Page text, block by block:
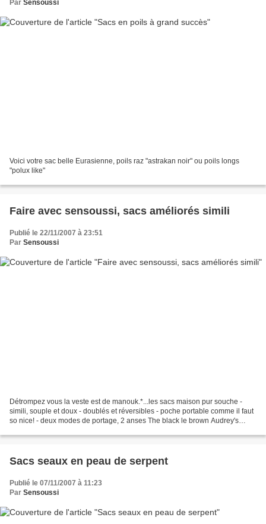
Par Sensoussi
Voici votre sac belle Eurasienne, poils raz "astrakan noir" ou poils longs
"polux like"
Faire avec sensoussi, sacs améliorés simili
Publié le 22/11/2007 à 23:51
Par Sensoussi
Détrompez vous la veste est de manouk.*...les sacs maison pur souche -
simili, souple et doux - doublés et réversibles - poche portable comme il faut
so nice! - deux modes de portage, 2 anses The black le brown Audrey's
Sacs seaux en peau de serpent
Publié le 07/11/2007 à 11:23
Par Sensoussi